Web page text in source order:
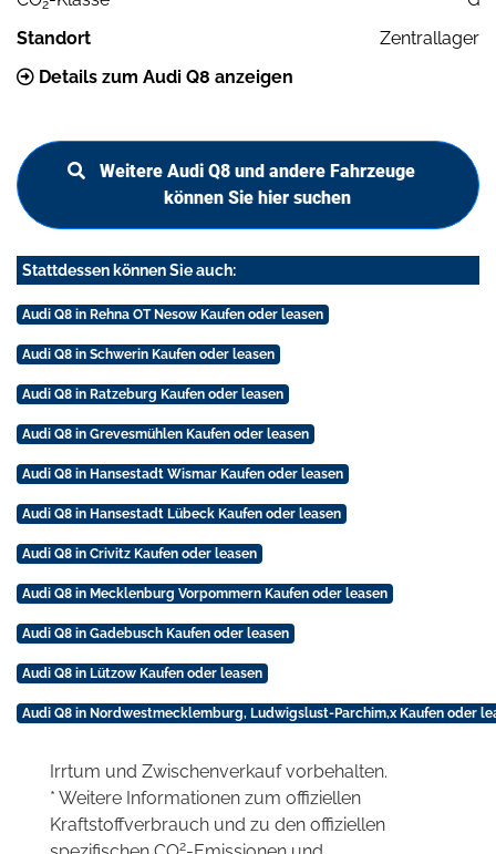
2
Standort
Zentrallager
Details zum Audi Q8 anzeigen
Weitere Audi Q8 und andere Fahrzeuge
können Sie hier suchen
Stattdessen können Sie auch:
Audi Q8 in Rehna OT Nesow Kaufen oder leasen
Audi Q8 in Schwerin Kaufen oder leasen
Audi Q8 in Ratzeburg Kaufen oder leasen
Audi Q8 in Grevesmühlen Kaufen oder leasen
Audi Q8 in Hansestadt Wismar Kaufen oder leasen
Audi Q8 in Hansestadt Lübeck Kaufen oder leasen
Audi Q8 in Crivitz Kaufen oder leasen
Audi Q8 in Mecklenburg Vorpommern Kaufen oder leasen
Audi Q8 in Gadebusch Kaufen oder leasen
Audi Q8 in Lützow Kaufen oder leasen
Audi Q8 in Nordwestmecklemburg, Ludwigslust-Parchim,x Kaufen oder
Irrtum und Zwischenverkauf vorbehalten.
* Weitere Informationen zum offiziellen
Kraftstoffverbrauch und zu den offiziellen
2